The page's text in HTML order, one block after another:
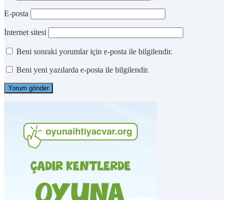
E-posta
İnternet sitesi
Beni sonraki yorumlar için e-posta ile bilgilendir.
Beni yeni yazılarda e-posta ile bilgilendir.